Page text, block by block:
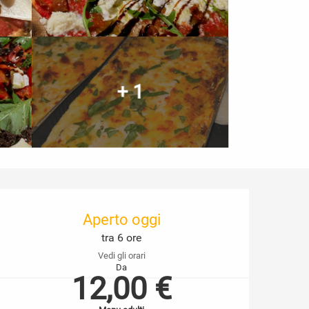
+ 1
e contatti
Aperto oggi
tra 6 ore
Vedi gli orari
Da
12,00 €